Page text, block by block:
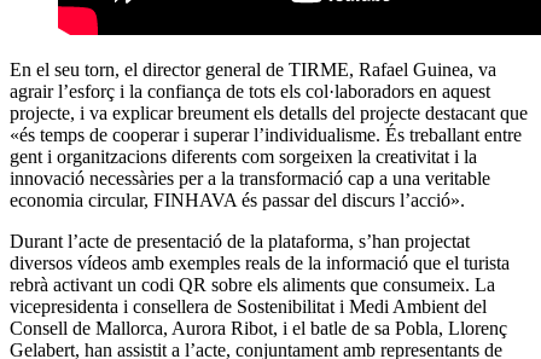
En el seu torn, el director general de TIRME, Rafael Guinea, va
agrair l’esforç i la confiança de tots els col·laboradors en aquest
projecte, i va explicar breument els detalls del projecte destacant que
«és temps de cooperar i superar l’individualisme. És treballant entre
gent i organitzacions diferents com sorgeixen la creativitat i la
innovació necessàries per a la transformació cap a una veritable
economia circular, FINHAVA és passar del discurs l’acció».
Durant l’acte de presentació de la plataforma, s’han projectat
diversos vídeos amb exemples reals de la informació que el turista
rebrà activant un codi QR sobre els aliments que consumeix. La
vicepresidenta i consellera de Sostenibilitat i Medi Ambient del
Consell de Mallorca, Aurora Ribot, i el batle de sa Pobla, Llorenç
Gelabert, han assistit a l’acte, conjuntament amb representants de